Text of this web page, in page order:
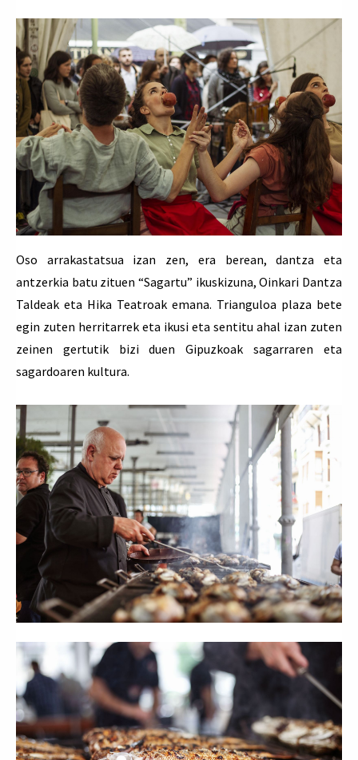
Oso arrakastatsua izan zen, era berean, dantza eta
antzerkia batu zituen “Sagartu” ikuskizuna, Oinkari Dantza
Taldeak eta Hika Teatroak emana. Trianguloa plaza bete
egin zuten herritarrek eta ikusi eta sentitu ahal izan zuten
zeinen gertutik bizi duen Gipuzkoak sagarraren eta
sagardoaren kultura.